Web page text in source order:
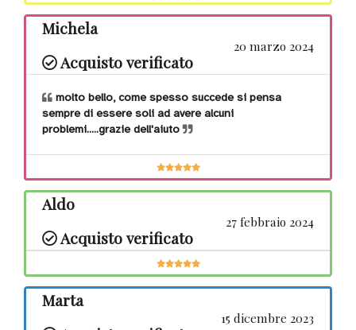
Michela
20 marzo 2024
Acquisto verificato
molto bello, come spesso succede si pensa
sempre di essere soli ad avere alcuni
problemi.....grazie dell'aiuto
Aldo
27 febbraio 2024
Acquisto verificato
Marta
15 dicembre 2023